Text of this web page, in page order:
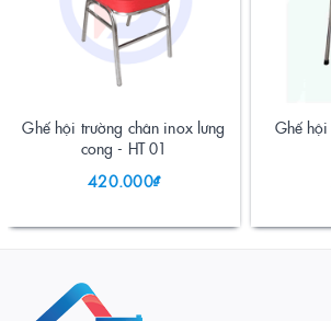
Ghế hội trường chân inox lưng
cong - HT 01
420.000₫
Ghế